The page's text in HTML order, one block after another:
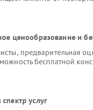
ценообразование и
предварительная
бесплатной
услуг